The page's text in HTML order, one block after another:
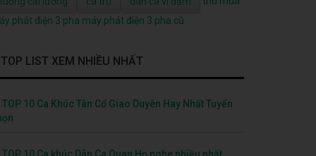
phát điện 3 pha máy phát điện 3 pha cũ
TOP LIST XEM NHIỀU NHẤT
TOP 10 Ca Khúc Tân Cổ Giao Duyên Hay Nhất Tuyển